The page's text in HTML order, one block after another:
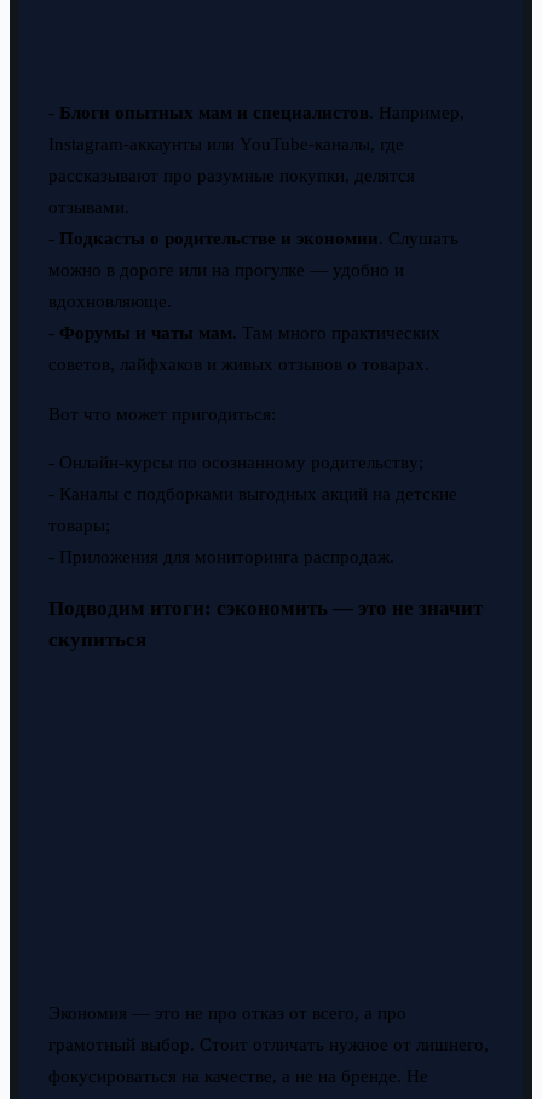
- Блоги опытных мам и специалистов. Например,
Instagram-аккаунты или YouTube-каналы, где
рассказывают про разумные покупки, делятся
отзывами.
- Подкасты о родительстве и экономии. Слушать
можно в дороге или на прогулке — удобно и
вдохновляюще.
- Форумы и чаты мам. Там много практических
советов, лайфхаков и живых отзывов о товарах.
Вот что может пригодиться:
- Онлайн-курсы по осознанному родительству;
- Каналы с подборками выгодных акций на детские
товары;
- Приложения для мониторинга распродаж.
Подводим итоги: сэкономить — это не значит
скупиться
Экономия — это не про отказ от всего, а про
грамотный выбор. Стоит отличать нужное от лишнего,
фокусироваться на качестве, а не на бренде. Не